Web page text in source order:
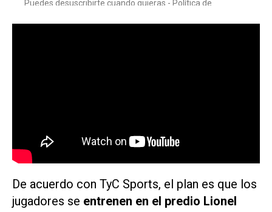
De acuerdo con TyC Sports, el plan es que los
jugadores se entrenen en el predio Lionel